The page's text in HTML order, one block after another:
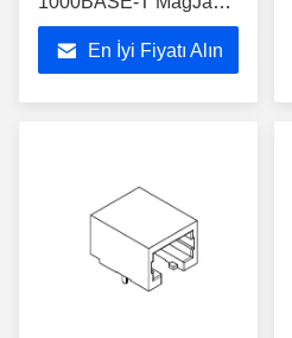
1x1 Tab-Up RJ45
ICM'leri OG/Y LED ile
En İyi Fiyatı Alın